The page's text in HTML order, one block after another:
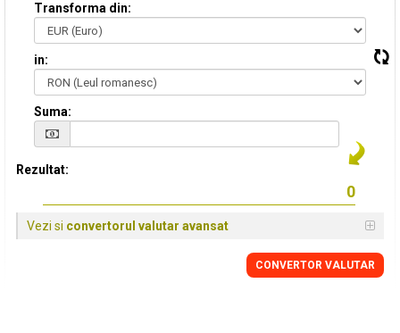
Transforma din:
in:
Suma:
Rezultat:
Vezi si convertorul valutar avansat
CONVERTOR VALUTAR